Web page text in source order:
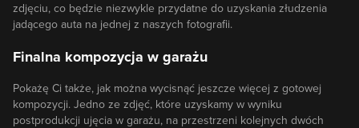
zdjęciu, co będzie niezwykle przydatne do uzyskania złudzenia
jadącego auta na jednej z naszych fotografii.
Finalna kompozycja w garażu
Pokażę Ci także, jak można wycisnąć jeszcze więcej z gotowej
kompozycji. Jedno ze zdjęć, które uzyskamy w wyniku
postprodukcji ujęcia w garażu, na przestrzeni kolejnych dwóch